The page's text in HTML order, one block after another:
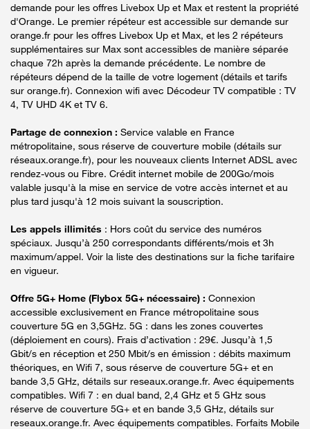
demande pour les offres Livebox Up et Max et restent la propriété
d'Orange. Le premier répéteur est accessible sur demande sur
orange.fr pour les offres Livebox Up et Max, et les 2 répéteurs
supplémentaires sur Max sont accessibles de manière séparée
chaque 72h après la demande précédente. Le nombre de
répéteurs dépend de la taille de votre logement (détails et tarifs
sur orange.fr). Connexion wifi avec Décodeur TV compatible : TV
4, TV UHD 4K et TV 6.
Partage de connexion : Service valable en France
métropolitaine, sous réserve de couverture mobile (détails sur
réseaux.orange.fr), pour les nouveaux clients Internet ADSL avec
rendez-vous ou Fibre. Crédit internet mobile de 200Go/mois
valable jusqu'à la mise en service de votre accès internet et au
plus tard jusqu'à 12 mois suivant la souscription.
Les appels illimités : Hors coût du service des numéros
spéciaux. Jusqu’à 250 correspondants différents/mois et 3h
maximum/appel. Voir la liste des destinations sur la fiche tarifaire
en vigueur.
Offre 5G+ Home (Flybox 5G+ nécessaire) : Connexion
accessible exclusivement en France métropolitaine sous
couverture 5G en 3,5GHz. 5G : dans les zones couvertes
(déploiement en cours). Frais d’activation : 29€. Jusqu’à 1,5
Gbit/s en réception et 250 Mbit/s en émission : débits maximum
théoriques, en Wifi 7, sous réserve de couverture 5G+ et en
bande 3,5 GHz, détails sur reseaux.orange.fr. Avec équipements
compatibles. Wifi 7 : en dual band, 2,4 GHz et 5 GHz sous
réserve de couverture 5G+ et en bande 3,5 GHz, détails sur
reseaux.orange.fr. Avec équipements compatibles. Forfaits Mobile